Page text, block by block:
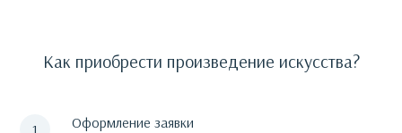
Как приобрести произведение искусства?
Оформление заявки